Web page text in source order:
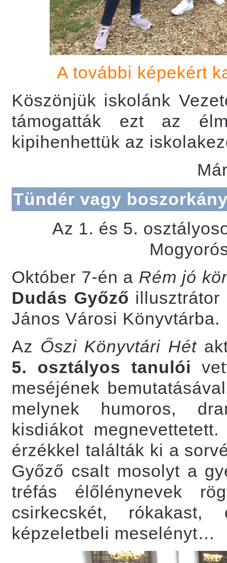
A további képekért
Köszönjük iskolánk
támogatták ezt az
kipihenhettük az
Tündér vagy
Az 1. és 5.
Október 7-én a Rém jó
Dudás Győző illusztrátor
János Városi Könyvtárba.
Az Őszi Könyvtári Hét
5. osztályos tanulói
meséjének
melynek humoros,
kisdiákot
érzékkel találták ki a
Győző csalt mosolyt a
tréfás élőlénynevek
csirkecskét,
képzeletbeli meselényt…